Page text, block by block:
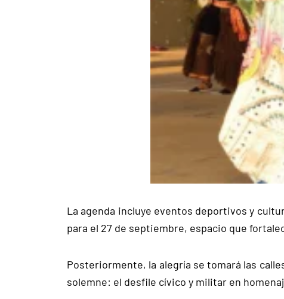
La agenda incluye eventos deportivos y
para el 27 de septiembre, espacio que
Posteriormente, la alegría se tomará las
solemne: el desfile cívico y militar en